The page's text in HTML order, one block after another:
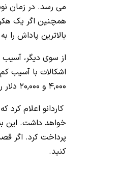
می رسد. در زمان نوشتن این مقاله؛
همچنین اگر یک هکر کلاه
بالاترین پاداش
4,000 و 20,000 دلار را به خود اختصاص می دهند.
خواهد داشت.
پرداخت کرد. اگر
کنید.